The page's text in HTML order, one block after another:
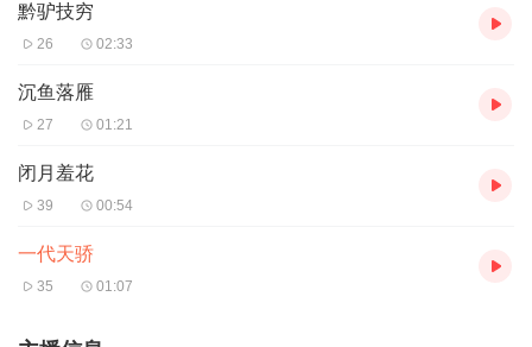
黔驴技穷
26 02:33
沉鱼落雁
27 01:21
闭月羞花
39 00:54
一代天骄
35 01:07